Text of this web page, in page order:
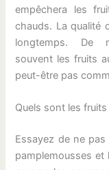
empêchera les
chauds. La qualité
longtemps. De
souvent les fruits
peut-être pas
Quels sont les
Essayez de ne
pamplemousses